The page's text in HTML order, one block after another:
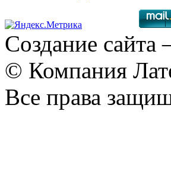
Создание сайта
© Компания
Все права